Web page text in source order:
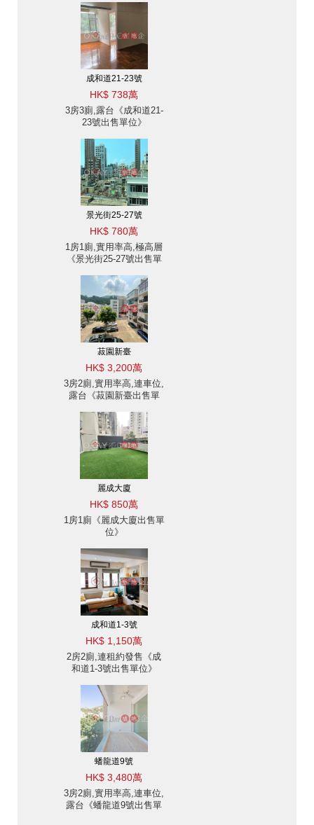
成和道21-23號
HK$ 738萬
3房3廁,露台《成和道21-
23號出售單位》
景光街25-27號
HK$ 780萬
1房1廁,實用率高,極高層
《景光街25-27號出售單
菽園新臺
HK$ 3,200萬
3房2廁,實用率高,連車位,
露台《菽園新臺出售單
麗成大廈
HK$ 850萬
1房1廁《麗成大廈出售單
位》
成和道1-3號
HK$ 1,150萬
2房2廁,連租約發售《成
和道1-3號出售單位》
蟠龍道9號
HK$ 3,480萬
3房2廁,實用率高,連車位,
露台《蟠龍道9號出售單